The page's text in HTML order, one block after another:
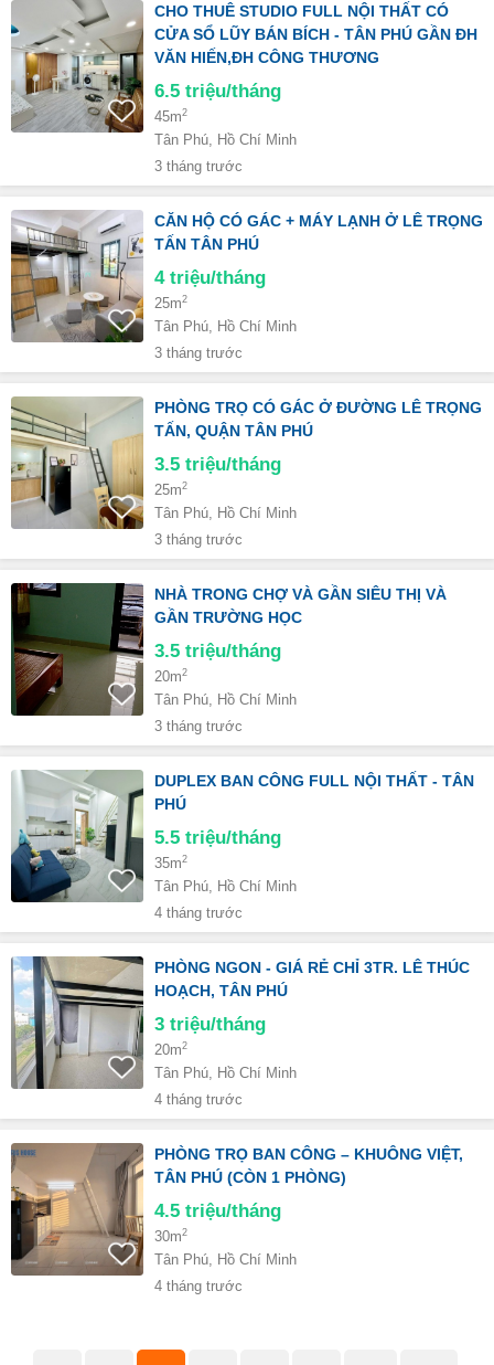
CHO THUÊ STUDIO FULL NỘI THẤT CÓ
CỬA SỔ LŨY BÁN BÍCH - TÂN PHÚ GẦN ĐH
VĂN HIẾN,ĐH CÔNG THƯƠNG
6.5 triệu/tháng
45m2
Tân Phú, Hồ Chí Minh
3 tháng trước
CĂN HỘ CÓ GÁC + MÁY LẠNH Ở LÊ TRỌNG
TẤN TÂN PHÚ
4 triệu/tháng
25m2
Tân Phú, Hồ Chí Minh
3 tháng trước
PHÒNG TRỌ CÓ GÁC Ở ĐƯỜNG LÊ TRỌNG
TẤN, QUẬN TÂN PHÚ
3.5 triệu/tháng
25m2
Tân Phú, Hồ Chí Minh
3 tháng trước
NHÀ TRONG CHỢ VÀ GẦN SIÊU THỊ VÀ
GẦN TRƯỜNG HỌC
3.5 triệu/tháng
20m2
Tân Phú, Hồ Chí Minh
3 tháng trước
DUPLEX BAN CÔNG FULL NỘI THẤT - TÂN
PHÚ
5.5 triệu/tháng
35m2
Tân Phú, Hồ Chí Minh
4 tháng trước
PHÒNG NGON - GIÁ RẺ CHỈ 3TR. LÊ THÚC
HOẠCH, TÂN PHÚ
3 triệu/tháng
20m2
Tân Phú, Hồ Chí Minh
4 tháng trước
PHÒNG TRỌ BAN CÔNG – KHUÔNG VIỆT,
TÂN PHÚ (CÒN 1 PHÒNG)
4.5 triệu/tháng
30m2
Tân Phú, Hồ Chí Minh
4 tháng trước